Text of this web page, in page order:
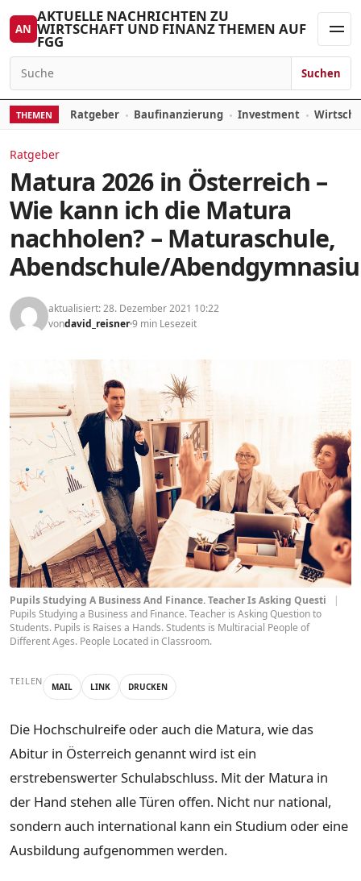
Zum Inhalt springen
AN
AKTUELLE NACHRICHTEN ZU
WIRTSCHAFT UND FINANZ THEMEN AUF
FGG
Suchen nach:
Suchen
THEMEN Ratgeber Baufinanzierung Investment
Ratgeber
Matura 2026 in Österreich –
Wie kann ich die Matura
nachholen? – Maturaschule,
Abendschule/
aktualisiert: 28. Dezember 2021 10:22
vondavid_reisner9 min Lesezeit
Pupils Studying A Business And Finance. Teacher Is Asking Questi
|
Pupils Studying a Business and Finance. Teacher is Asking Question to
Students. Pupils is Raises a Hands. Students is Multiracial People of
Different Ages. People Located in Classroom.
TEILEN MAIL LINK DRUCKEN
Die Hochschulreife oder auch die Matura, wie das
Abitur in Österreich genannt wird ist ein
erstrebenswerter Schulabschluss. Mit der Matura in
der Hand stehen alle Türen offen. Nicht nur national,
sondern auch international kann ein Studium oder eine
Ausbildung aufgenommen werden.